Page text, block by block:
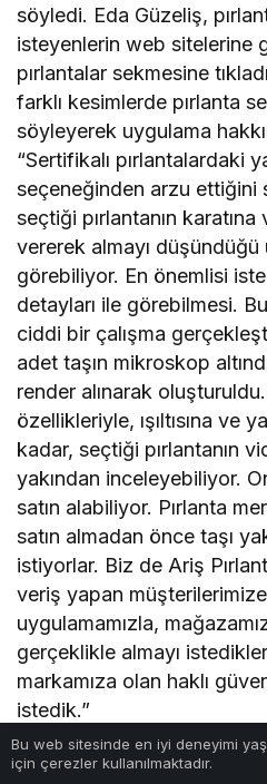
söyledi. Eda Güzeliş,
isteyenlerin web sitelerine
pırlantalar sekmesine
farklı kesimlerde pırlanta
söyleyerek uygulama
“Sertifikalı pırlantalardaki
seçeneğinden arzu ettiğini
seçtiği pırlantanın
vererek almayı düşündüğü
görebiliyor. En önemlisi
detayları ile görebilmesi.
ciddi bir çalışma
adet taşın mikroskop
render alınarak
özellikleriyle, ışıltısına ve
kadar, seçtiği pırlantanın
yakından inceleyebiliyor.
satın alabiliyor. Pırlanta
satın almadan önce taşı
istiyorlar. Biz de Ariş
veriş yapan
uygulamamızla,
gerçeklikle almayı
markamıza olan haklı
istedik.”
Bugüne kadar mücevher
Bu web sitesinde en iyi deneyimi
için çerezler kullanılmaktadır.
Anasayfa Akış